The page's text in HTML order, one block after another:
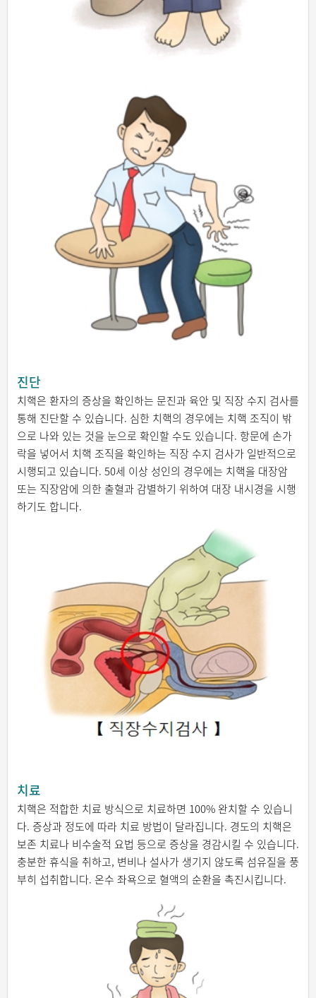
진단
치핵은 환자의 증상을 확인하는 문진과 육안 및 직장 수지 검사를
통해 진단할 수 있습니다. 심한 치핵의 경우에는 치핵 조직이 밖
으로 나와 있는 것을 눈으로 확인할 수도 있습니다. 항문에 손가
락을 넣어서 치핵 조직을 확인하는 직장 수지 검사가 일반적으로
시행되고 있습니다. 50세 이상 성인의 경우에는 치핵을 대장암
또는 직장암에 의한 출혈과 감별하기 위하여 대장 내시경을 시행
하기도 합니다.
치료
치핵은 적합한 치료 방식으로 치료하면 100% 완치할 수 있습니
다. 증상과 정도에 따라 치료 방법이 달라집니다. 경도의 치핵은
보존 치료나 비수술적 요법 등으로 증상을 경감시킬 수 있습니다.
충분한 휴식을 취하고, 변비나 설사가 생기지 않도록 섬유질을 풍
부히 섭취합니다. 온수 좌욕으로 혈액의 순환을 촉진시킵니다.